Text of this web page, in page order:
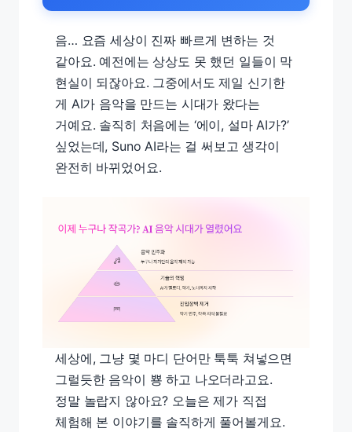
음… 요즘 세상이 진짜 빠르게 변하는 것
같아요. 예전에는 상상도 못 했던 일들이 막
현실이 되잖아요. 그중에서도 제일 신기한
게 AI가 음악을 만드는 시대가 왔다는
거예요. 솔직히 처음에는 ‘에이, 설마 AI가?’
싶었는데, Suno AI라는 걸 써보고 생각이
완전히 바뀌었어요.
세상에, 그냥 몇 마디 단어만 툭툭 쳐넣으면
그럴듯한 음악이 뿅 하고 나오더라고요.
정말 놀랍지 않아요? 오늘은 제가 직접
체험해 본 이야기를 솔직하게 풀어볼게요.